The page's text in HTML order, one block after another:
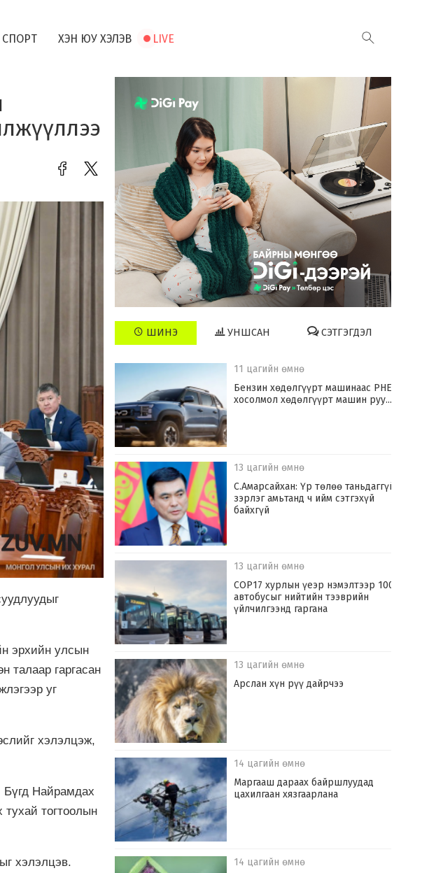
СПОРТ ХЭН ЮУ ХЭЛЭВ LIVE
эрхийн улсын
талаар гаргасан
уг
хэлэлцэж,
Бүгд Найрамдах
тогтоолын
хэлэлцэв.
ШИНЭ УНШСАН СЭТГЭГДЭЛ
11 цагийн өмнө
​Бензин хөдөлгүүрт машинаас PHEV
хосолмол хөдөлгүүрт машин руу...
13 цагийн өмнө
С.Амарсайхан: Үр төлөө таньдаггүй
зэрлэг амьтанд ч ийм сэтгэхүй
байхгүй
13 цагийн өмнө
COP17 хурлын үеэр нэмэлтээр 100
автобусыг нийтийн тээврийн
үйлчилгээнд гаргана
13 цагийн өмнө
Арслан хүн рүү дайрчээ
14 цагийн өмнө
Маргааш дараах байршлуудад
цахилгаан хязгаарлана
14 цагийн өмнө